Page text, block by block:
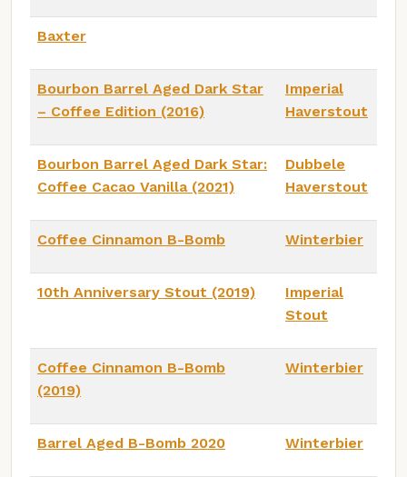
Baxter
Bourbon Barrel Aged Dark Star
– Coffee Edition (2016)
Imperial
Haverstout
Bourbon Barrel Aged Dark Star:
Coffee Cacao Vanilla (2021)
Dubbele
Haverstout
Coffee Cinnamon B-Bomb Winterbier
10th Anniversary Stout (2019)
Imperial
Stout
Coffee Cinnamon B-Bomb
(2019)
Winterbier
Barrel Aged B-Bomb 2020 Winterbier